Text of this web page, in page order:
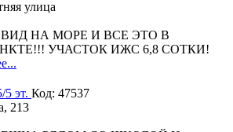
улица
НА МОРЕ И ВСЕ ЭТО В
УЧАСТОК ИЖС 6,8 СОТКИ!
5 эт. Код: 47537
213